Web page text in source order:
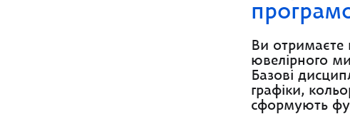
Ви отримаєте
ювелірного
Базові
графіки,
сформують